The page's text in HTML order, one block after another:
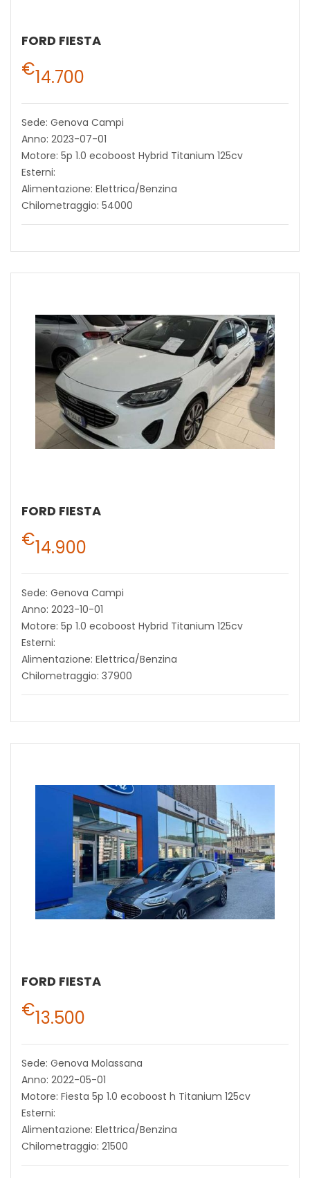
FORD FIESTA
€14.700
Sede: Genova Campi
Anno: 2023-07-01
Motore: 5p 1.0 ecoboost Hybrid Titanium 125cv
Esterni:
Alimentazione: Elettrica/Benzina
Chilometraggio: 54000
FORD FIESTA
€14.900
Sede: Genova Campi
Anno: 2023-10-01
Motore: 5p 1.0 ecoboost Hybrid Titanium 125cv
Esterni:
Alimentazione: Elettrica/Benzina
Chilometraggio: 37900
FORD FIESTA
€13.500
Sede: Genova Molassana
Anno: 2022-05-01
Motore: Fiesta 5p 1.0 ecoboost h Titanium 125cv
Esterni:
Alimentazione: Elettrica/Benzina
Chilometraggio: 21500